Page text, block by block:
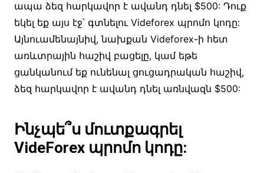
ապա ձեզ հարկավոր է ավանդ դնել $500: Դուք
եկել եք այս էջ՝ գտնելու Videforex պրոմո կոդը:
Այնուամենայնիվ, նախքան Videforex-ի հետ
առևտրային հաշիվ բացելը, կամ եթե
ցանկանում եք ունենալ ցուցադրական հաշիվ,
ձեզ հարկավոր է ավանդ դնել առնվազն $500:
Ինչպե՞ս մուտքագրել
VideForex պրոմո կոդը: